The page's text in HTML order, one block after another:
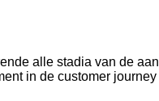
alle stadia van de
in de customer